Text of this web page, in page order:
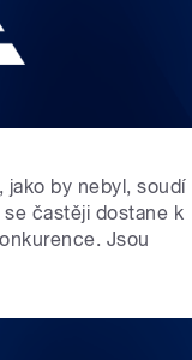
jako by nebyl, soudí
častěji dostane k
Jsou